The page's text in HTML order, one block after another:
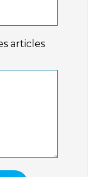
articles